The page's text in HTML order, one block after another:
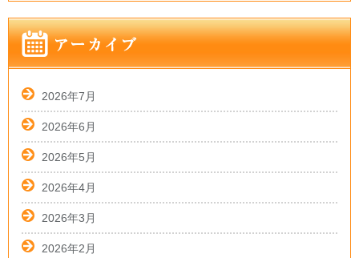
2026年7月
2026年6月
2026年5月
2026年4月
2026年3月
2026年2月